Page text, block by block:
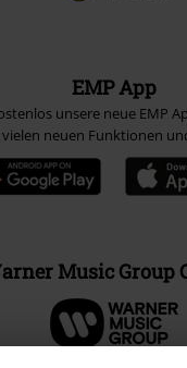
EMP App
unsere neue EMP
vielen neuen Funktionen
Music Group